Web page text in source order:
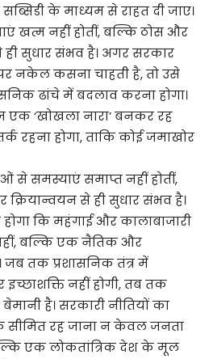
के माध्यम से राहत दी जाए।
खत्म नहीं होतीं, बल्कि ठोस और
ही सुधार संभव है। अगर सरकार
नकेल कसना चाहती है, तो उसे
ढांचे में बदलाव करना होगा।
एक ‘खोखला नारा’ बनकर रह
रहना होगा, ताकि कोई जमाखोर
समस्याएं समाप्त नहीं होतीं,
से ही सुधार संभव है।
कि महंगाई और कालाबाजारी
बल्कि एक नैतिक और
जब तक प्रशासनिक तंत्र में
इच्छाशक्ति नहीं होगी, तब तक
है। सरकारी नीतियों का
रह जाना न केवल जनता
एक लोकतांत्रिक देश के मूल